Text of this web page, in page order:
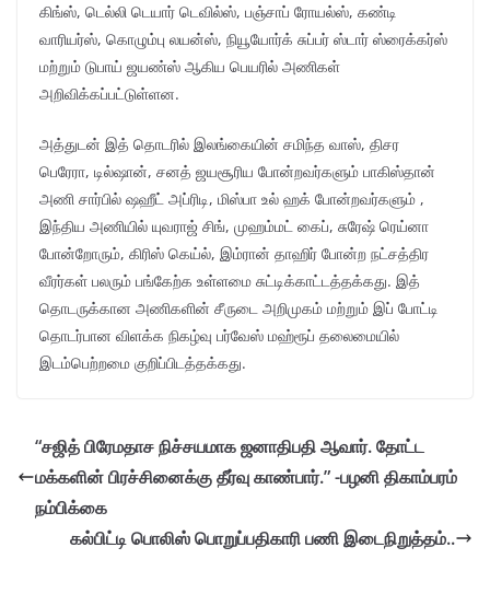
கிங்ஸ், டெல்லி டெயார் டெவில்ஸ், பஞ்சாப் ரோயல்ஸ், கண்டி
வாரியர்ஸ், கொழும்பு லயன்ஸ், நியூயோர்க் சுப்பர் ஸ்டார் ஸ்ரைக்கர்ஸ்
மற்றும் டுபாய் ஜயண்ஸ் ஆகிய பெயரில் அணிகள்
அறிவிக்கப்பட்டுள்ளன.
அத்துடன் இத் தொடரில் இலங்கையின் சமிந்த வாஸ், திசர
பெரேரா, டில்ஷான், சனத் ஜயசூரிய போன்றவர்களும் பாகிஸ்தான்
அணி சார்பில் ஷஹீட் அப்ரிடி, மிஸ்பா உல் ஹக் போன்றவர்களும் ,
இந்திய அணியில் யுவராஜ் சிங், முஹம்மட் கைப், சுரேஷ் ரெய்னா
போன்றோரும், கிரிஸ் கெய்ல், இம்ரான் தாஹிர் போன்ற நட்சத்திர
வீரர்கள் பலரும் பங்கேற்க உள்ளமை சுட்டிக்காட்டத்தக்கது. இத்
தொடருக்கான அணிகளின் சீருடை அறிமுகம் மற்றும் இப் போட்டி
தொடர்பான விளக்க நிகழ்வு பர்வேஸ் மஹ்ரூப் தலைமையில்
இடம்பெற்றமை குறிப்பிடத்தக்கது.
“சஜித் பிரேமதாச நிச்சயமாக ஜனாதிபதி ஆவார். தோட்ட
மக்களின் பிரச்சினைக்கு தீர்வு காண்பார்.” -பழனி திகாம்பரம்
நம்பிக்கை
கல்பிட்டி பொலிஸ் பொறுப்பதிகாரி பணி இடைநிறுத்தம்..